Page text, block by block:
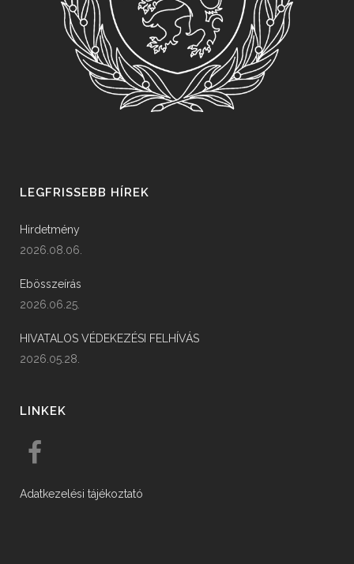
LEGFRISSEBB HÍREK
Hirdetmény
2026.08.06.
Ebösszeírás
2026.06.25.
HIVATALOS VÉDEKEZÉSI FELHÍVÁS
2026.05.28.
LINKEK
Adatkezelési tájékoztató